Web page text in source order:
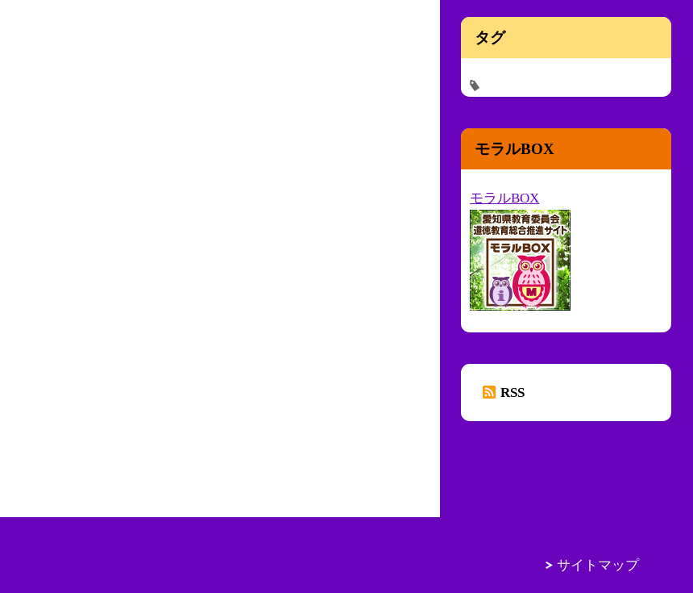
タグ
モラルBOX
モラルBOX
RSS
サイトマップ